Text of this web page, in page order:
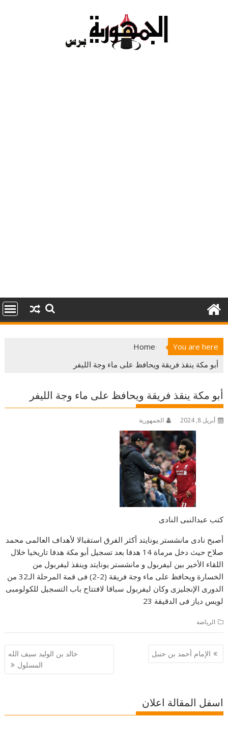
You are here
Home
أبو مكة ينقذ فريقة ويحافظ على ماء وجة الليفر
أبو مكة ينقذ فريقة ويحافظ على ماء وجة الليفر
أبريل 8, 2024 الجمهورية
كتب عبدالنبى النادى
أصبح نادى مانشستر يونايتد أكثر الفرق استقبالا لأهداف العالمى محمد
صلاح حيث دخل مرماة 14 هدفا بعد تسجيل أبو مكة هدفا تاريخيا خلال
اللقاء الأخير بين ليفربول و مانشستر يونايتد وينقذ ليفربول من
الخسارة ويحافظ على ماء وجة فريقة (2-2) فى قمة المرحلة الـ32 من
الدورى الإنجليزى وكان ليفربول سباقا لافتتاح باب التسجيل للكولومبى
لويس دياز فى الدقيقة 23
الرياضة
تصفّح
المقالات
الإمام أحمد بن حنبل
خالد بن الوليد سيف الله
المسلول
اسفل المقالة اعلان